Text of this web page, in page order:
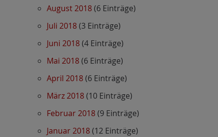
August 2018(6 Einträge)
Juli 2018(3 Einträge)
Juni 2018(4 Einträge)
Mai 2018(6 Einträge)
April 2018(6 Einträge)
März 2018(10 Einträge)
Februar 2018(9 Einträge)
Januar 2018(12 Einträge)